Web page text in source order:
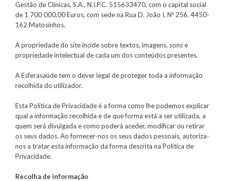
Gestão de Clínicas, S.A., N.I.P.C. 515633470, com o capital social
de 1 700 000,00 Euros, com sede na Rua D. João I, Nº 256. 4450-
162 Matosinhos.
A propriedade do site incide sobre textos, imagens, sons e
propriedade intelectual de cada um dos conteúdos presentes.
A Esferasaúde tem o dever legal de proteger toda a informação
recolhida do utilizador.
Esta Política de Privacidade é a forma como lhe podemos explicar
qual a informação recolhida e de que forma está a ser utilizada, a
quem será divulgada e como poderá aceder, modificar ou retirar
os seus dados. Ao fornecer-nos os seus dados pessoais, autoriza-
nos a tratar esta informação da forma descrita na Política de
Privacidade.
Recolha de informação